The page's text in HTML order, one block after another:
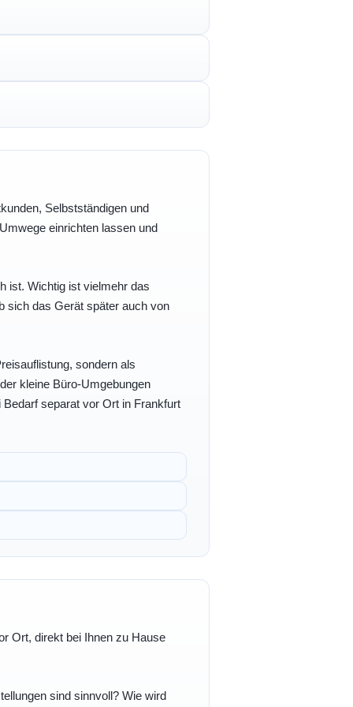
Selbstständigen und
einrichten lassen und
ist. Wichtig ist vielmehr das
sich das Gerät später auch von
sondern als
kleine Büro-Umgebungen
separat vor Ort in Frankfurt
Ort, direkt bei Ihnen zu Hause
sind sinnvoll? Wie wird